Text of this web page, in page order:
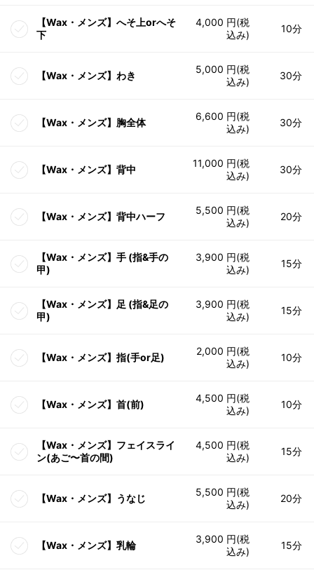
【Wax・メンズ】へそ上orへそ
下
4,000 円(税
込み)
10分
【Wax・メンズ】わき
5,000 円(税
込み)
30分
【Wax・メンズ】胸全体
6,600 円(税
込み)
30分
【Wax・メンズ】背中
11,000 円(税
込み)
30分
【Wax・メンズ】背中ハーフ
5,500 円(税
込み)
20分
【Wax・メンズ】手 (指&手の
甲)
3,900 円(税
込み)
15分
【Wax・メンズ】足 (指&足の
甲)
3,900 円(税
込み)
15分
【Wax・メンズ】指(手or足)
2,000 円(税
込み)
10分
【Wax・メンズ】首(前)
4,500 円(税
込み)
10分
【Wax・メンズ】フェイスライ
ン(あご〜首の間)
4,500 円(税
込み)
15分
【Wax・メンズ】うなじ
5,500 円(税
込み)
20分
【Wax・メンズ】乳輪
3,900 円(税
込み)
15分